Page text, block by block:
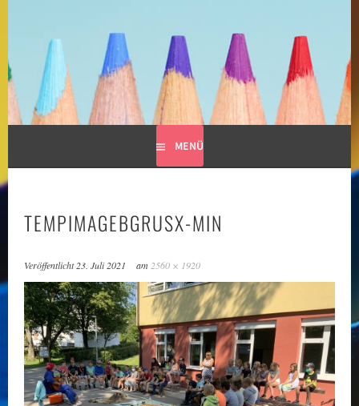
GRUNDSCHULE LIMESPARK
MENÜ
TEMPIMAGEBGRUSX-MIN
Veröffentlicht23. Juli 2021 am 2560 × 1920